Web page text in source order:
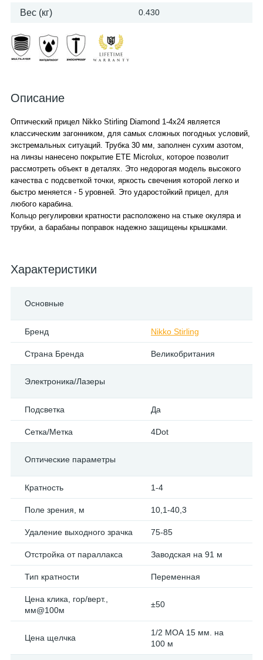
Вес (кг) 0.430
Описание
Оптический прицел Nikko Stirling Diamond 1-4x24 является
классическим загонником, для самых сложных погодных условий,
экстремальных ситуаций. Трубка 30 мм, заполнен сухим азотом,
на линзы нанесено покрытие ETE Microlux, которое позволит
рассмотреть объект в деталях. Это недорогая модель высокого
качества с подсветкой точки, яркость свечения которой легко и
быстро меняется - 5 уровней. Это ударостойкий прицел, для
любого карабина.
Кольцо регулировки кратности расположено на стыке окуляра и
трубки, а барабаны поправок надежно защищены крышками.
Характеристики
Основные
Бренд Nikko Stirling
Страна Бренда Великобритания
Электроника/Лазеры
Подсветка Да
Сетка/Метка 4Dot
Оптические параметры
Кратность 1-4
Поле зрения, м 10,1-40,3
Удаление выходного зрачка 75-85
Отстройка от параллакса Заводская на 91 м
Тип кратности Переменная
Цена клика, гор/верт.,
мм@100м
±50
Цена щелчка
1/2 МОА 15 мм. на
100 м